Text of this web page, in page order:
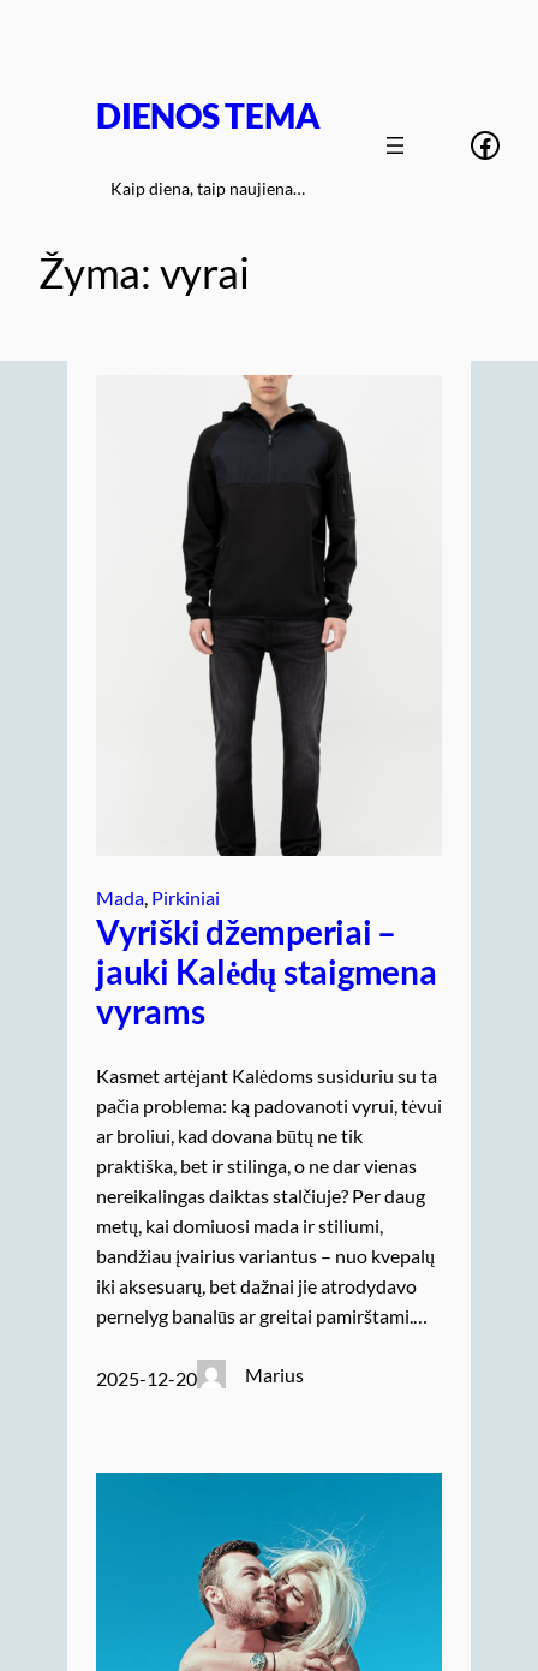
DIENOS TEMA
Kaip diena, taip naujiena…
Žyma: vyrai
Mada, Pirkiniai
Vyriški džemperiai –
jauki Kalėdų staigmena
vyrams
Kasmet artėjant Kalėdoms susiduriu su ta
pačia problema: ką padovanoti vyrui, tėvui
ar broliui, kad dovana būtų ne tik
praktiška, bet ir stilinga, o ne dar vienas
nereikalingas daiktas stalčiuje? Per daug
metų, kai domiuosi mada ir stiliumi,
bandžiau įvairius variantus – nuo kvepalų
iki aksesuarų, bet dažnai jie atrodydavo
pernelyg banalūs ar greitai pamirštami.…
2025-12-20 Marius